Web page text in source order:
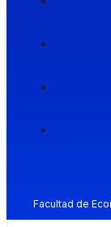
Facultad de